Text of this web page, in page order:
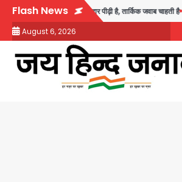
Skip
content
Flash News
ये सबसे ईमानदार पीढ़ी है, तार्किक जवाब चाहती है
August 6, 2026